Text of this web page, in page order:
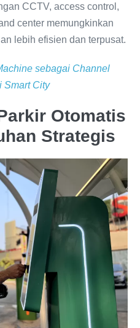
CCTV, access control,
center memungkinkan
lebih efisien dan terpusat.
sebagai Channel
Smart City
Otomatis
Strategis